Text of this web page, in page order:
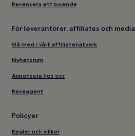
Recensera ett boende
För leverantörer, affiliates och media
Gå med i vårt affiliatenätverk
Nyhetsrum
Annonsera hos oss
Reseagent
Policyer
Regler och villkor